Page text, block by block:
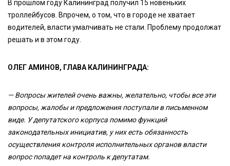
В прошлом году Калининград получил 15 новеньких
троллейбусов. Впрочем, о том, что в городе не хватает
водителей, власти умалчивать не стали. Проблему продолжат
решать и в этом году.
ОЛЕГ АМИНОВ, ГЛАВА КАЛИНИНГРАДА:
— Вопросы жителей очень важны, желательно, чтобы все эти
вопросы, жалобы и предложения поступали в письменном
виде. У депутатского корпуса помимо функций
законодательных инициатив, у них есть обязанность
осуществления контроля исполнительных органов власти
вопрос попадет на контроль к депутатам.